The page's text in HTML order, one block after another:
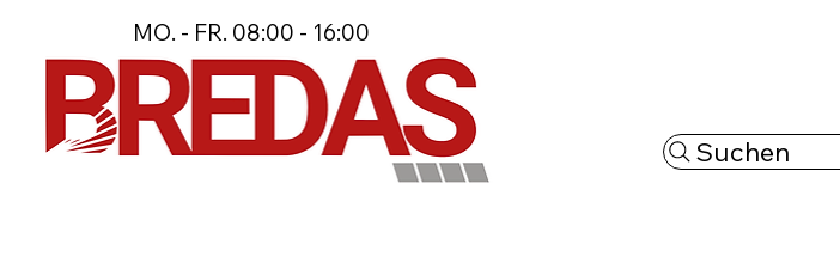
MO. - FR. 08:00 - 16:00
Suchen